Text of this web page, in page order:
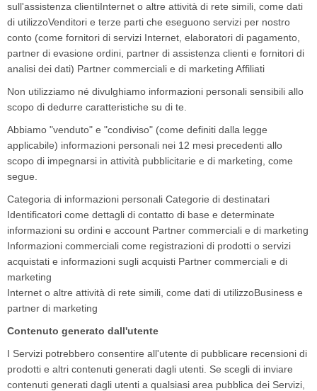
sull'assistenza clientiInternet o altre attività di rete simili, come dati
di utilizzoVenditori e terze parti che eseguono servizi per nostro
conto (come fornitori di servizi Internet, elaboratori di pagamento,
partner di evasione ordini, partner di assistenza clienti e fornitori di
analisi dei dati) Partner commerciali e di marketing Affiliati
Non utilizziamo né divulghiamo informazioni personali sensibili allo
scopo di dedurre caratteristiche su di te.
Abbiamo "venduto" e "condiviso" (come definiti dalla legge
applicabile) informazioni personali nei 12 mesi precedenti allo
scopo di impegnarsi in attività pubblicitarie e di marketing, come
segue.
Categoria di informazioni personali Categorie di destinatari
Identificatori come dettagli di contatto di base e determinate
informazioni su ordini e account Partner commerciali e di marketing
Informazioni commerciali come registrazioni di prodotti o servizi
acquistati e informazioni sugli acquisti Partner commerciali e di
marketing
Internet o altre attività di rete simili, come dati di utilizzoBusiness e
partner di marketing
Contenuto generato dall'utente
I Servizi potrebbero consentire all'utente di pubblicare recensioni di
prodotti e altri contenuti generati dagli utenti. Se scegli di inviare
contenuti generati dagli utenti a qualsiasi area pubblica dei Servizi,